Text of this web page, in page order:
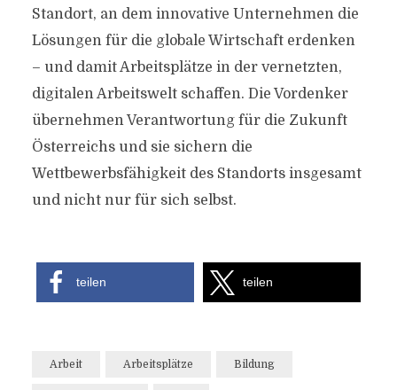
Standort, an dem innovative Unternehmen die
Lösungen für die globale Wirtschaft erdenken
– und damit Arbeitsplätze in der vernetzten,
digitalen Arbeitswelt schaffen. Die Vordenker
übernehmen Verantwortung für die Zukunft
Österreichs und sie sichern die
Wettbewerbsfähigkeit des Standorts insgesamt
und nicht nur für sich selbst.
teilen teilen
Arbeit Arbeitsplätze Bildung